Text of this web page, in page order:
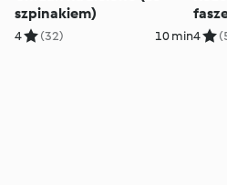
szpinakiem)
4 (32) 10 min4